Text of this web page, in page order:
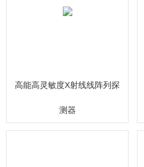
高能高灵敏度X射线线阵列探
测器